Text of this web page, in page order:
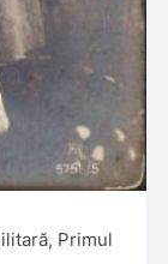
Primul